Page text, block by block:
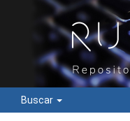
Buscar